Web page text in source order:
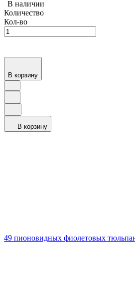
В наличии
Количество
Кол-во
В корзину
В корзину
49 пионовидных фиолетовых